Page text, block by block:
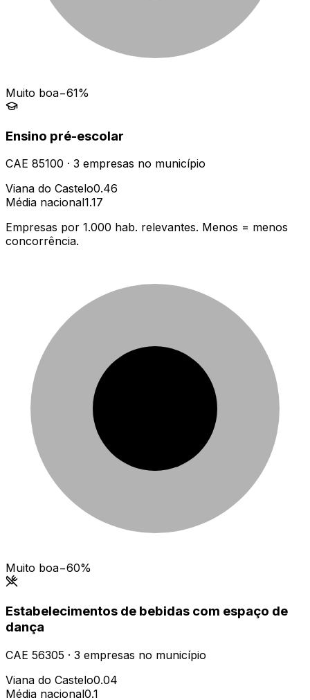
Muito boa−61%
Ensino pré-escolar
CAE 85100 · 3 empresas no município
Viana do Castelo0.46
Média nacional1.17
Empresas por 1.000 hab. relevantes. Menos = menos
concorrência.
Muito boa−60%
Estabelecimentos de bebidas com espaço de
dança
CAE 56305 · 3 empresas no município
Viana do Castelo0.04
Média nacional0.1